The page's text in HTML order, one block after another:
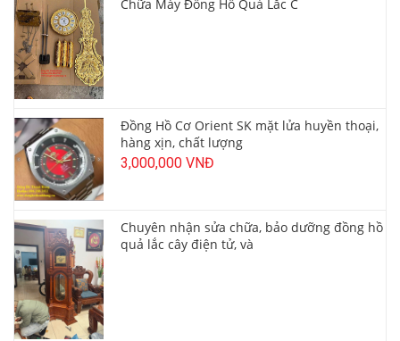
Chữa Máy Đồng Hồ Quả Lắc C
Đồng Hồ Cơ Orient SK mặt lửa huyền thoại,
hàng xịn, chất lượng
3,000,000 VNĐ
Chuyên nhận sửa chữa, bảo dưỡng đồng hồ
quả lắc cây điện tử, và